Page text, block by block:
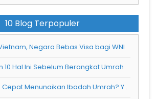
10 Blog Terpopuler
Negara Bebas Visa bagi WNI
10 Hal Ini Sebelum Berangkat Umrah
Anda Ingin Cepat Menunaikan Ibadah Umrah? Yuk Coba 5 Hal Ini